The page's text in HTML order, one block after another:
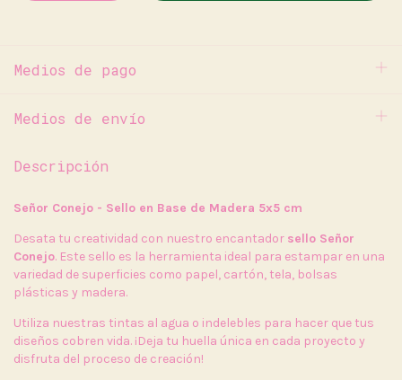
Medios de pago
Medios de envío
Descripción
Señor Conejo - Sello en Base de Madera 5x5 cm
Desata tu creatividad con nuestro encantador sello Señor
Conejo. Este sello es la herramienta ideal para estampar en una
variedad de superficies como papel, cartón, tela, bolsas
plásticas y madera.
Utiliza nuestras tintas al agua o indelebles para hacer que tus
diseños cobren vida. ¡Deja tu huella única en cada proyecto y
disfruta del proceso de creación!